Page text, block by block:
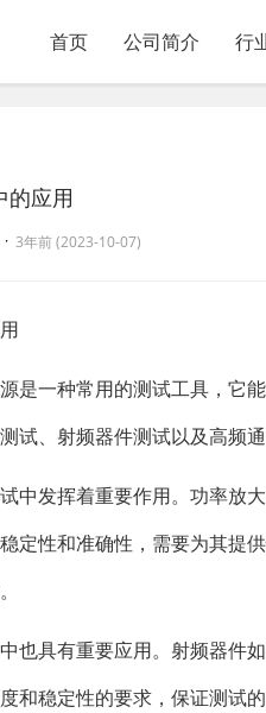
首页 公司简介 行
的应用
· 3年前 (2023-10-07)
是一种常用的测试工具，它
试、射频器件测试以及高频通
中发挥着重要作用。功率放
定性和准确性，需要为其提
也具有重要应用。射频器件
和稳定性的要求，保证测试的